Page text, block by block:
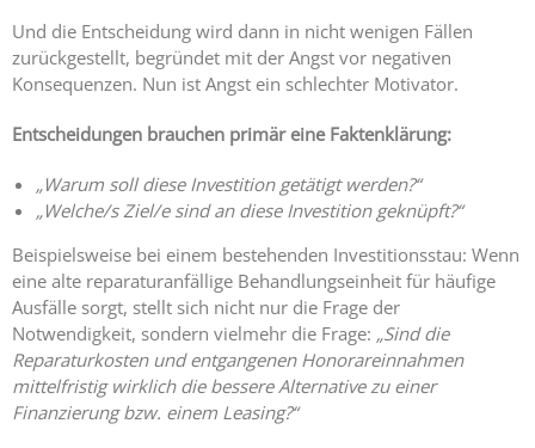
Und die Entscheidung wird dann in nicht wenigen Fällen
zurückgestellt, begründet mit der Angst vor negativen
Konsequenzen. Nun ist Angst ein schlechter Motivator.
Entscheidungen brauchen primär eine Faktenklärung:
„Warum soll diese Investition getätigt werden?“
„Welche/s Ziel/e sind an diese Investition geknüpft?“
Beispielsweise bei einem bestehenden Investitionsstau: Wenn
eine alte reparaturanfällige Behandlungseinheit für häufige
Ausfälle sorgt, stellt sich nicht nur die Frage der
Notwendigkeit, sondern vielmehr die Frage: „Sind die
Reparaturkosten und entgangenen Honorareinnahmen
mittelfristig wirklich die bessere Alternative zu einer
Finanzierung bzw. einem Leasing?“
Blockaden
und
Widerstände
angestellter
Zahnärzte
im Z-MVZ
Seminare
Blog
Kontakt